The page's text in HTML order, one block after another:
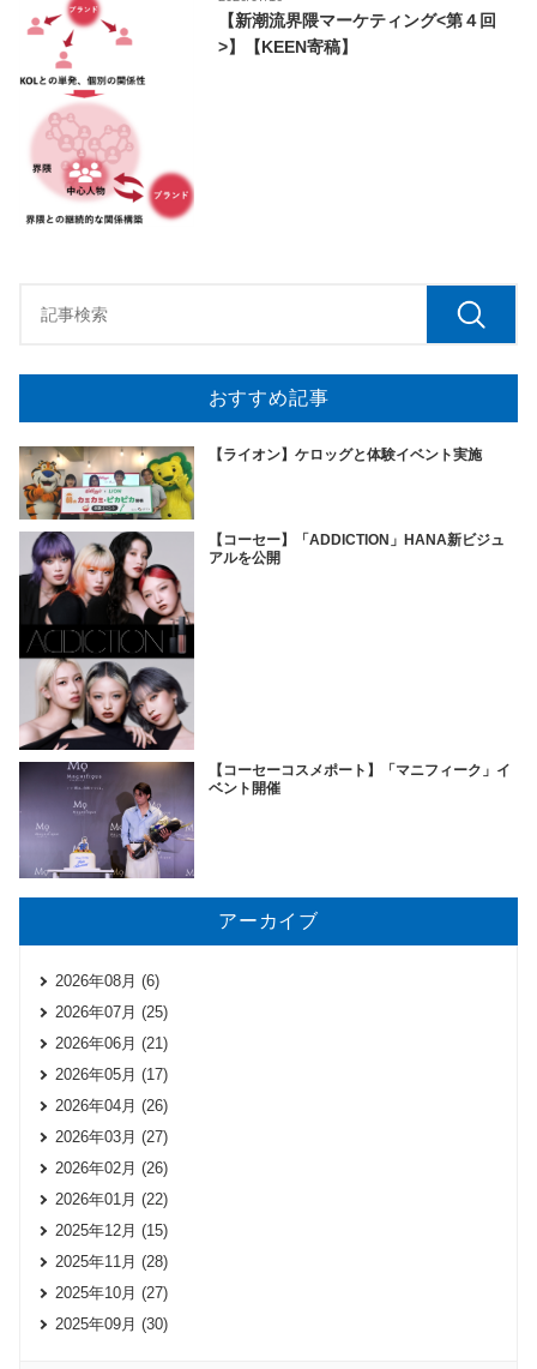
【新潮流界隈マーケティング<第４回
>】【KEEN寄稿】
おすすめ記事
【ライオン】ケロッグと体験イベント実施
【コーセー】「ADDICTION」HANA新ビジュ
アルを公開
【コーセーコスメポート】「マニフィーク」イ
ベント開催
アーカイブ
2026年08月 (6)
2026年07月 (25)
2026年06月 (21)
2026年05月 (17)
2026年04月 (26)
2026年03月 (27)
2026年02月 (26)
2026年01月 (22)
2025年12月 (15)
2025年11月 (28)
2025年10月 (27)
2025年09月 (30)